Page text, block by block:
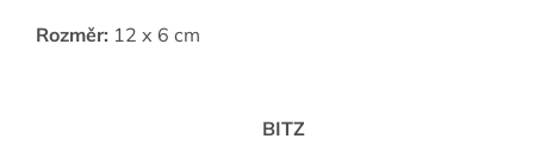
Rozměr: 12 x 6 cm
BITZ